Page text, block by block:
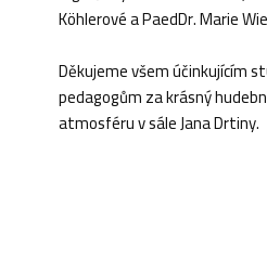
Köhlerové a PaedDr. Marie
Děkujeme všem účinkujícím
pedagogům za krásný
atmosféru v sále Jana Drtiny.